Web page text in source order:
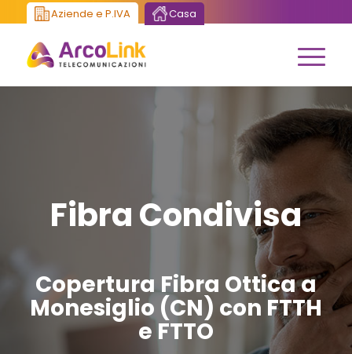
Aziende e P.IVA Casa
Fibra Condivisa
Copertura Fibra Ottica a
Monesiglio (CN) con FTTH
e FTTO